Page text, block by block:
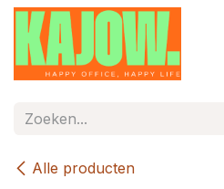
Overslaan naar inhoud
Alle producten